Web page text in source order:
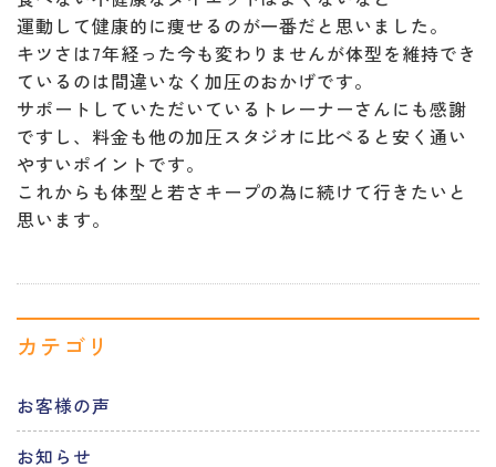
運動して健康的に痩せるのが一番だと思いました。
キツさは7年経った今も変わりませんが体型を維持でき
ているのは間違いなく加圧のおかげです。
サポートしていただいているトレーナーさんにも感謝
ですし、料金も他の加圧スタジオに比べると安く通い
やすいポイントです。
これからも体型と若さキープの為に続けて行きたいと
思います。
カテゴリ
お客様の声
お知らせ